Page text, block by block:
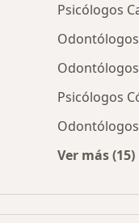
Psicólogos
Psicólogos
Ver más (15)